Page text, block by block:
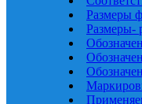
Размеры
Размеры-